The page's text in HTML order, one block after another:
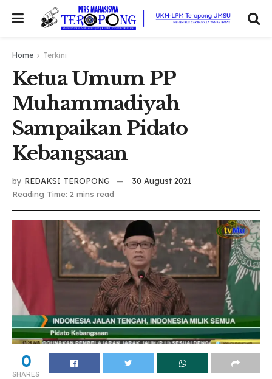
Home Terkini
Ketua Umum PP
Muhammadiyah
Sampaikan Pidato
Kebangsaan
by REDAKSI TEROPONG
30 August 2021
Reading Time: 2 mins read
0
SHARES